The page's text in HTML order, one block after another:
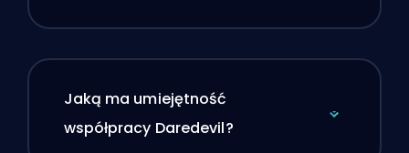
Jaką ma umiejętność
współpracy Daredevil?